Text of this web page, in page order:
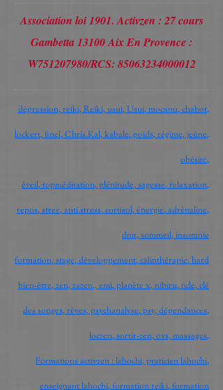
Association loi 1901. Activzen : 27 cours
Gambetta 13100 Aix En Provence :
W751207980/RCS: 85063234000012
dépression, reiki, Reiki, usui, Usui, mocanu, chabot,
lockert, finel, Chris.Kal, kabale, poids, régime, jeûne,
obésité,
éveil, topméditation, plénitude, sagesse, relaxation,
repos, stree, anti stress, cortisol, énergie, adrénaline,
dmt, sommeil, insomnie
formation, stage, développement, câlinthérapie, hard
bien-être, zen, zazen,, emi, planète x, nibiru, nde, clé
des songes, rêves, psychanalyse, psy, dépendances,
loczen, sortir-zen, ovs, massages,
Formations activzen : lahochi, praticien lahochi,
enseignant lahochi, formation reiki, formation